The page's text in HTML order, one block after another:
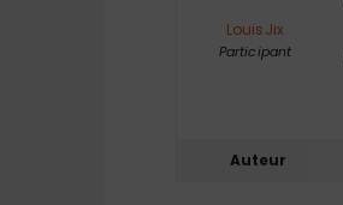
LouisJix
Participant
Auteur